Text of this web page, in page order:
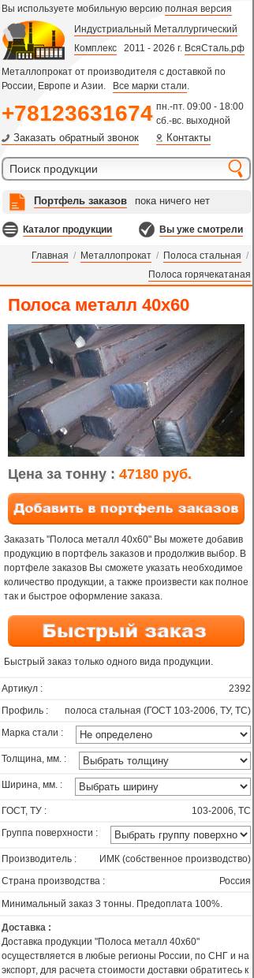
Вы используете мобильную версию полная версия
Индустриальный Металлургический
Комплекс 2011 - 2026 г. ВсяСталь.рф
Металлопрокат от производителя с доставкой по
России, Европе и Азии.
Все марки стали.
+78123631674 пн.-пт. 09:00 - 18:00
сб.-вс. выходной
Заказать обратный звонок Контакты
Портфель заказов пока ничего нет
Каталог продукции Вы уже смотрели
Главная / Металлопрокат / Полоса стальная /
Полоса горячекатаная
Полоса металл 40х60
Цена за тонну : 47180 руб.
Заказать "Полоса металл 40х60" Вы можете добавив
продукцию в портфель заказов и продолжив выбор. В
портфеле заказов Вы сможете указать необходимое
количество продукции, а также произвести как полное
так и быстрое оформление заказа.
Быстрый заказ только одного вида продукции.
Артикул :
2392
Профиль :
полоса стальная (ГОСТ 103-2006, ТУ, ТС)
Марка стали :
Толщина, мм. :
Ширина, мм. :
ГОСТ, ТУ :
103-2006, ТС
Группа поверхности :
Производитель :
ИМК (собственное производство)
Страна производства :
Россия
Минимальный заказ 3 тонны. Предоплата 100%.
Доставка :
Доставка продукции "Полоса металл 40х60"
осуществляется в любые регионы России, по СНГ и на
экспорт, для расчета стоимости доставки обратитесь к